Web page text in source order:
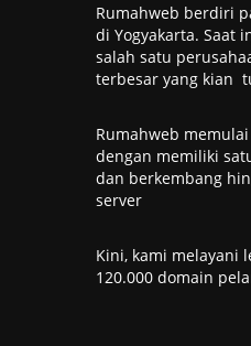
Rumahweb berdiri
di Yogyakarta. Saat
salah satu
terbesar yang kian
Rumahweb
dengan memiliki
dan berkembang
server
Kini, kami melayani
120.000 domain